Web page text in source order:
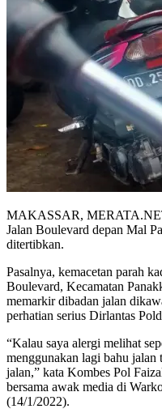
MAKASSAR,
Jalan Boulevard depan Mal
ditertibkan.
Pasalnya, kemacetan parah
Boulevard, Kecamatan
memarkir dibadan jalan
perhatian serius Dirlantas
“Kalau saya alergi melihat
menggunakan lagi bahu jalan
jalan,” kata Kombes Pol
bersama awak media di
(14/1/2022).